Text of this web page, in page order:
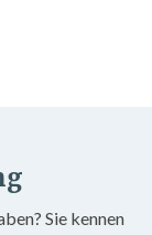
Sie kennen